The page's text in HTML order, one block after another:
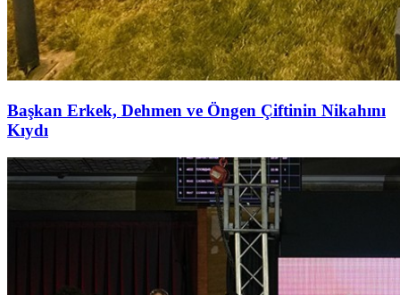
Başkan Erkek, Dehmen ve Öngen Çiftinin Nikahını
Kıydı